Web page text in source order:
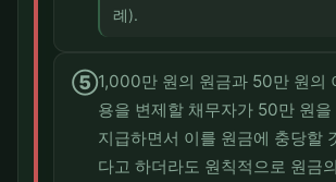
례).
⑤1,000만 원의 원금과 50만 원의
용을 변제할 채무자가 50만 원을
지급하면서 이를 원금에 충당할
다고 하더라도 원칙적으로 원금